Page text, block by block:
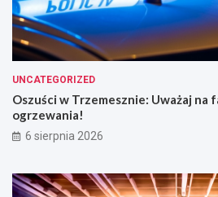
UNCATEGORIZED
Oszuści w Trzemesznie: Uważaj na
ogrzewania!
6 sierpnia 2026